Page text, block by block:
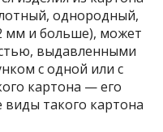
однородный,
мм и больше), может
выдавленными
с одной или с
картона — его
такого картона